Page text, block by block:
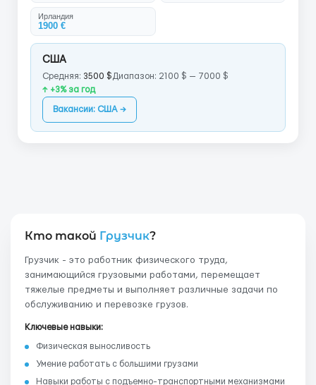
Ирландия
1900 €
США
Средняя: 3500 $ Диапазон: 2100 $ — 7000 $
↑ +3% за год
Вакансии: США →
Кто такой Грузчик?
Грузчик - это работник физического труда,
занимающийся грузовыми работами, перемещает
тяжелые предметы и выполняет различные задачи по
обслуживанию и перевозке грузов.
Ключевые навыки:
Физическая выносливость
Умение работать с большими грузами
Навыки работы с подъемно-транспортными механизмами